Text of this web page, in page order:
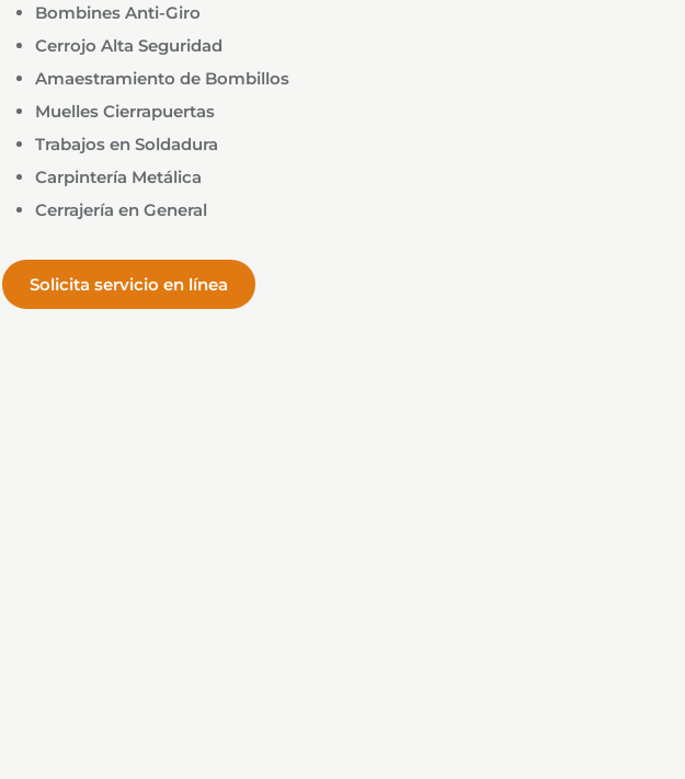
Bombines Anti-Giro
Cerrojo Alta Seguridad
Amaestramiento de Bombillos
Muelles Cierrapuertas
Trabajos en Soldadura
Carpintería Metálica
Cerrajería en General
Solicita servicio en línea